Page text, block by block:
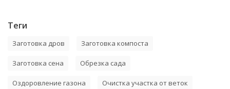
Теги
Заготовка дров Заготовка компоста
Заготовка сена Обрезка сада
Оздоровление газона Очистка участка от веток